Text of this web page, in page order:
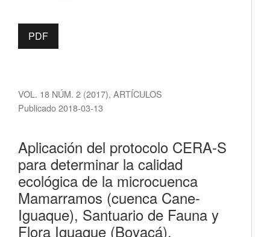
VOL. 18 NÚM. 2 (2017), ARTÍCULOS
Aplicación del protocolo CERA-S
para determinar la calidad
ecológica de la microcuenca
Mamarramos (cuenca Cane-
Iguaque), Santuario de Fauna y
Flora Iguaque (Boyacá),
Publicado 2018-03-13
PDF